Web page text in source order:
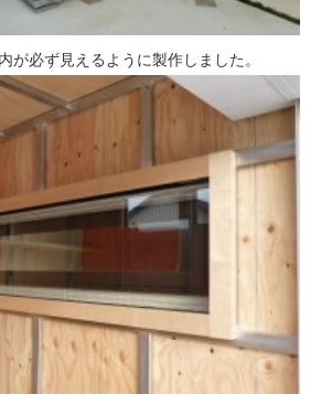
必ず見えるように製作しました。